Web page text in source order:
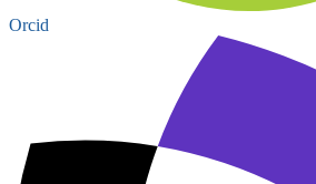
Orcid